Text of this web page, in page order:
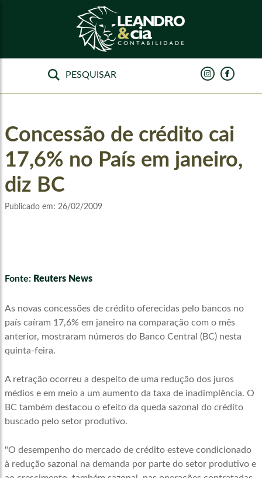
Concessão de crédito cai
17,6% no País em janeiro,
diz BC
Publicado em: 26/02/2009
Fonte: Reuters News
As novas concessões de crédito oferecidas pelo bancos no
país caíram 17,6% em janeiro na comparação com o mês
anterior, mostraram números do Banco Central (BC) nesta
quinta-feira.
A retração ocorreu a despeito de uma redução dos juros
médios e em meio a um aumento da taxa de inadimplência. O
BC também destacou o efeito da queda sazonal do crédito
buscado pelo setor produtivo.
"O desempenho do mercado de crédito esteve condicionado
à redução sazonal na demanda por parte do setor produtivo e